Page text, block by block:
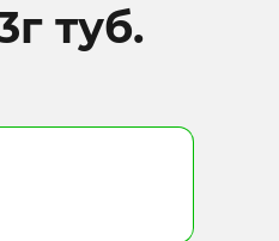
туб.